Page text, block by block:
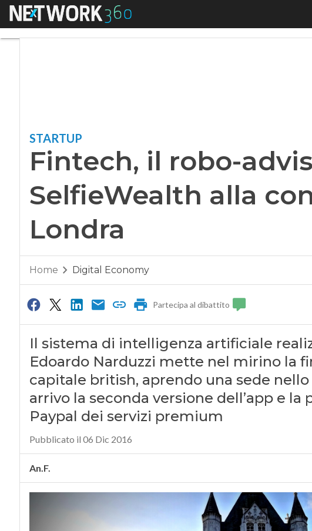
Menu
STARTUP
Fintech, il robo-
SelfieWealth alla
Londra
Home Digital Economy
Partecipa al dibattito
Il sistema di intelligenza artificiale
Edoardo Narduzzi mette nel mirino la
capitale british, aprendo una sede nello
arrivo la seconda versione dell’app e
Paypal dei servizi premium
Pubblicato il 06 Dic 2016
An.F.